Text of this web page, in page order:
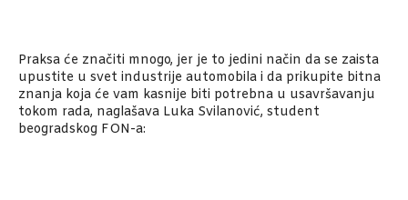
Praksa će značiti mnogo, jer je to jedini način da se zaista
upustite u svet industrije automobila i da prikupite bitna
znanja koja će vam kasnije biti potrebna u usavršavanju
tokom rada, naglašava Luka Svilanović, student
beogradskog FON-a: